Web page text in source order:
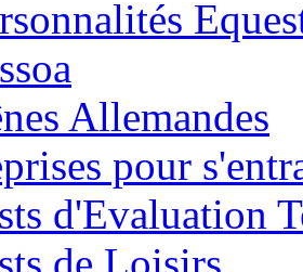
Allemandes
pour
d'Evaluation
de Loisirs